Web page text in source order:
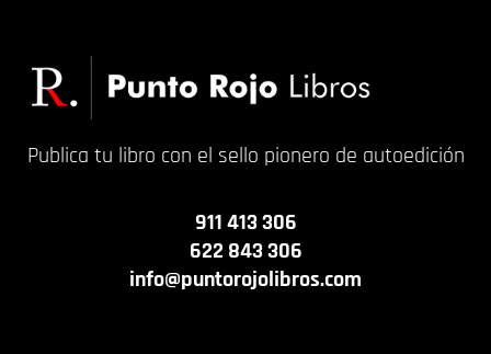
Publica tu libro con el sello pionero de autoedición
911 413 306
622 843 306
info@puntorojolibros.com